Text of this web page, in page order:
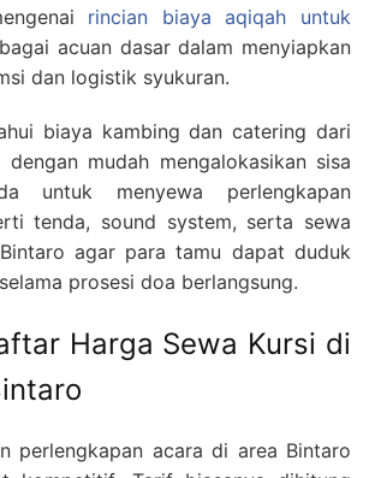
rincian biaya aqiqah untuk
acuan dasar dalam menyiapkan
dan logistik syukuran.
biaya kambing dan catering dari
mudah mengalokasikan sisa
untuk menyewa perlengkapan
tenda, sound system, serta sewa
agar para tamu dapat duduk
prosesi doa berlangsung.
Harga Sewa Kursi di
perlengkapan acara di area Bintaro